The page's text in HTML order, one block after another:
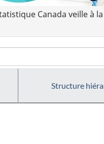
Canada veille à
Structure